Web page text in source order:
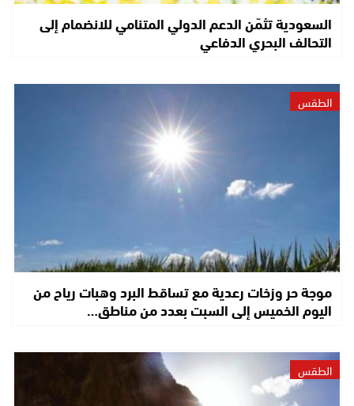
السعودية تثمّن الدعم الدولي المتنامي للانضمام إلى
التحالف البحري الدفاعي
الطقس
موجة حر وزخات رعدية مع تساقط البرد وهبات رياح من
اليوم الخميس إلى السبت بعدد من مناطق…
الطقس